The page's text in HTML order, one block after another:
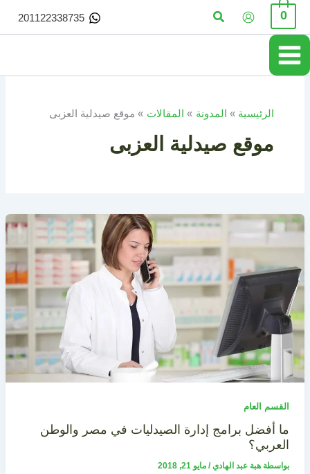
تخطي
المحتوى
0 البحث 201122338735
الرئيسية المدونة المقالات موقع صيدلية العزبى
موقع صيدلية العزبى
القسم العام
ما أفضل برامج إدارة الصيدليات في مصر والوطن
العربي؟
بواسطة هبة عبد الهادي/ مايو 21, 2018